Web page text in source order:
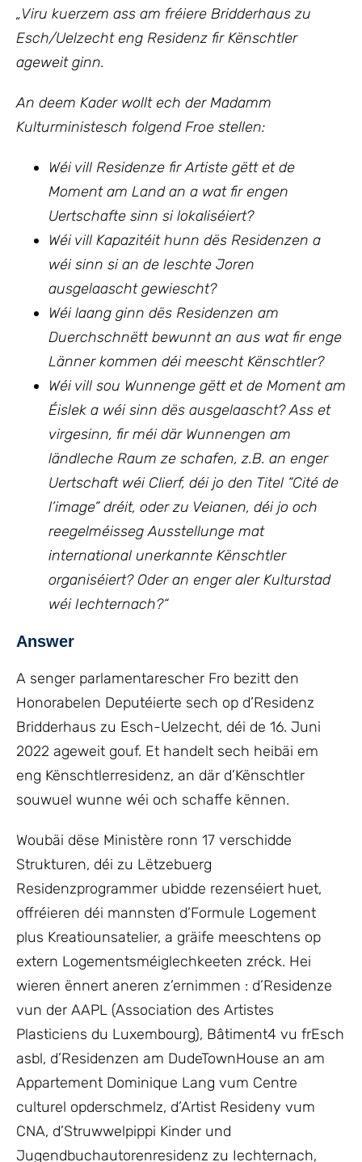
„Viru kuerzem ass am fréiere Bridderhaus zu
Esch/Uelzecht eng Residenz fir Kënschtler
ageweit ginn.
An deem Kader wollt ech der Madamm
Kulturministesch folgend Froe stellen:
Wéi vill Residenze fir Artiste gëtt et de
Moment am Land an a wat fir engen
Uertschafte sinn si lokaliséiert?
Wéi vill Kapazitéit hunn dës Residenzen a
wéi sinn si an de leschte Joren
ausgelaascht gewiescht?
Wéi laang ginn dës Residenzen am
Duerchschnëtt bewunnt an aus wat fir enge
Länner kommen déi meescht Kënschtler?
Wéi vill sou Wunnenge gëtt et de Moment am
Éislek a wéi sinn dës ausgelaascht? Ass et
virgesinn, fir méi där Wunnengen am
ländleche Raum ze schafen, z.B. an enger
Uertschaft wéi Clierf, déi jo den Titel “Cité de
l’image” dréit, oder zu Veianen, déi jo och
reegelméisseg Ausstellunge mat
international unerkannte Kënschtler
organiséiert? Oder an enger aler Kulturstad
wéi Iechternach?“
Answer
A senger parlamentarescher Fro bezitt den
Honorabelen Deputéierte sech op d’Residenz
Bridderhaus zu Esch-Uelzecht, déi de 16. Juni
2022 ageweit gouf. Et handelt sech heibäi em
eng Kënschtlerresidenz, an där d’Kënschtler
souwuel wunne wéi och schaffe kënnen.
Woubäi dëse Ministère ronn 17 verschidde
Strukturen, déi zu Lëtzebuerg
Residenzprogrammer ubidde rezenséiert huet,
offréieren déi mannsten d’Formule Logement
plus Kreatiounsatelier, a gräife meeschtens op
extern Logementsméiglechkeeten zréck. Hei
wieren ënnert aneren z’ernimmen : d’Residenze
vun der AAPL (Association des Artistes
Plasticiens du Luxembourg), Bâtiment4 vu frEsch
asbl, d’Residenzen am DudeTownHouse an am
Appartement Dominique Lang vum Centre
culturel opderschmelz, d’Artist Resideny vum
CNA, d’Struwwelpippi Kinder und
Jugendbuchautorenresidenz zu Iechternach,